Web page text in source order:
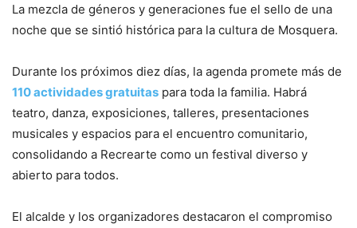
La mezcla de géneros y generaciones fue el sello de una
noche que se sintió histórica para la cultura de Mosquera.
Durante los próximos diez días, la agenda promete más de
110 actividades gratuitas para toda la familia. Habrá
teatro, danza, exposiciones, talleres, presentaciones
musicales y espacios para el encuentro comunitario,
consolidando a Recrearte como un festival diverso y
abierto para todos.
El alcalde y los organizadores destacaron el compromiso